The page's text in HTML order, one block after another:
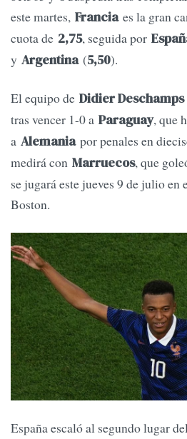
este martes, Franciaes la gran
cuota de 2,75, seguida por
y Argentina(5,50).
El equipo de Didier Deschamps
tras vencer 1-0 a Paraguay, que
a Alemaniapor penales en
medirá con Marruecos, que
se jugará este jueves 9 de julio
Boston.
España escaló al segundo lugar